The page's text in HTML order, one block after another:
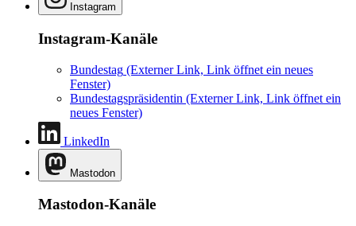
Instagram
Instagram-Kanäle
Bundestag (Externer Link, Link öffnet ein neues
Fenster)
Bundestagspräsidentin (Externer Link, Link öffnet ein
neues Fenster)
LinkedIn
Mastodon
Mastodon-Kanäle